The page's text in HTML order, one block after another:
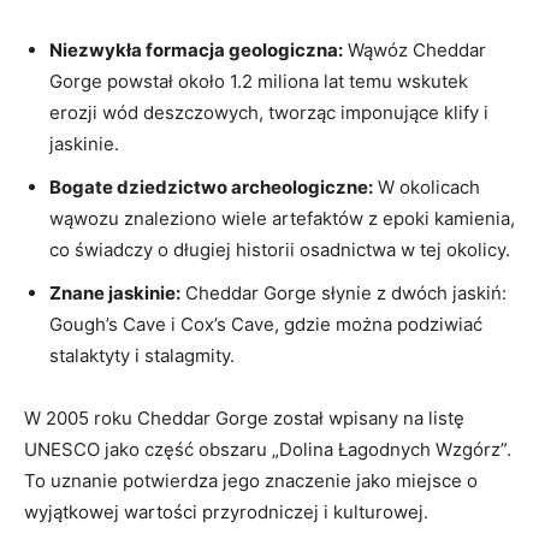
Niezwykła formacja geologiczna: Wąwóz Cheddar
Gorge powstał około 1.2 ‍miliona lat temu wskutek
erozji wód deszczowych, tworząc‌ imponujące klify i
jaskinie.
Bogate dziedzictwo archeologiczne: W okolicach
wąwozu znaleziono wiele⁣ artefaktów z epoki kamienia,
co​ świadczy o długiej historii osadnictwa w ​tej okolicy.
Znane jaskinie: Cheddar Gorge ‌słynie z ​dwóch jaskiń:
Gough’s Cave i ⁢Cox’s ‍Cave, gdzie można podziwiać
⁢stalaktyty i stalagmity.
W 2005 roku Cheddar Gorge został‍ wpisany na ⁣listę
UNESCO jako część obszaru „Dolina ⁢Łagodnych Wzgórz”.
To uznanie‌ potwierdza jego znaczenie jako miejsce o
wyjątkowej wartości przyrodniczej i kulturowej.